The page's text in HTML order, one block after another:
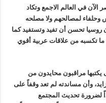
الآن في العالم الاجمع وتكاد
وحلفاء لمصالحهم ولا مصلحه
روسيا تحسن أن تفيد وتستفيد كما
تكسبه من علاقات عربية أقوي
يكتبها مراقبون محايدون من
وأن مساندته لم تعد وقفاً على
لضرورة تحديث المجتمع